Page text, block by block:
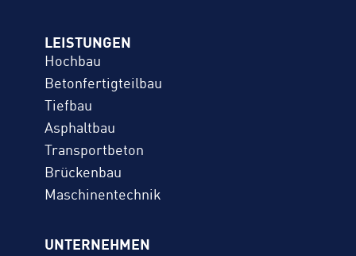
LEISTUNGEN
Hochbau
Betonfertigteilbau
Tiefbau
Asphaltbau
Transportbeton
Brückenbau
Maschinentechnik
UNTERNEHMEN